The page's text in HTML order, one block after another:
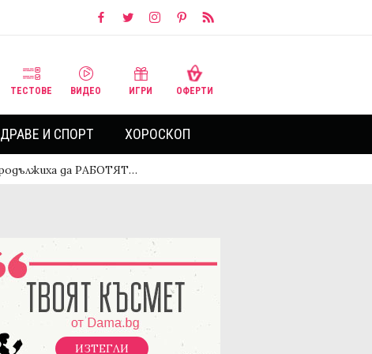
ТЕСТОВЕ ВИДЕО ИГРИ ОФЕРТИ
И СПОРТ ХОРОСКОП
да РАБОТЯТ…
ИЗТЕГЛИ